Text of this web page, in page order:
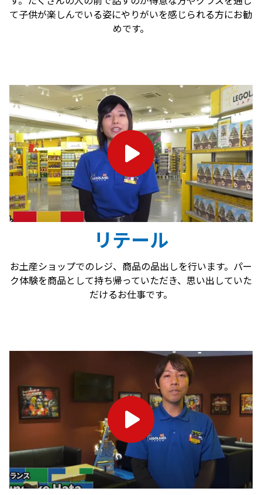
て子供が楽しんでいる姿にやりがいを感じられる方にお勧
めです。
リテール
お土産ショップでのレジ、商品の品出しを行います。パー
ク体験を商品として持ち帰っていただき、思い出していた
だけるお仕事です。